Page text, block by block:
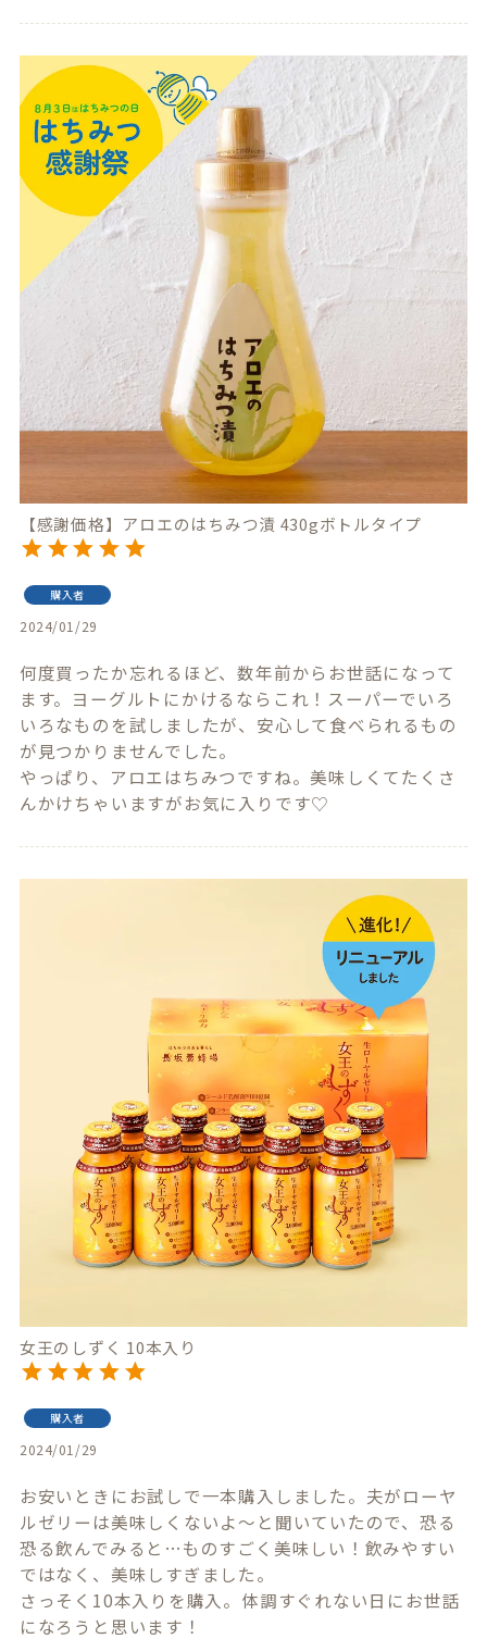
【感謝価格】アロエのはちみつ漬 430gボトルタイプ
購入者
2024/01/29
何度買ったか忘れるほど、数年前からお世話になって
ます。ヨーグルトにかけるならこれ！スーパーでいろ
いろなものを試しましたが、安心して食べられるもの
が見つかりませんでした。
やっぱり、アロエはちみつですね。美味しくてたくさ
んかけちゃいますがお気に入りです♡
女王のしずく 10本入り
購入者
2024/01/29
お安いときにお試しで一本購入しました。夫がローヤ
ルゼリーは美味しくないよ〜と聞いていたので、恐る
恐る飲んでみると…ものすごく美味しい！飲みやすい
ではなく、美味しすぎました。
さっそく10本入りを購入。体調すぐれない日にお世話
になろうと思います！